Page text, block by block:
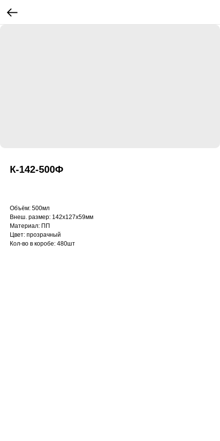
К-142-500Ф
Объём: 500мл
Внеш. размер: 142х127х59мм
Материал: ПП
Цвет: прозрачный
Кол-во в коробе: 480шт